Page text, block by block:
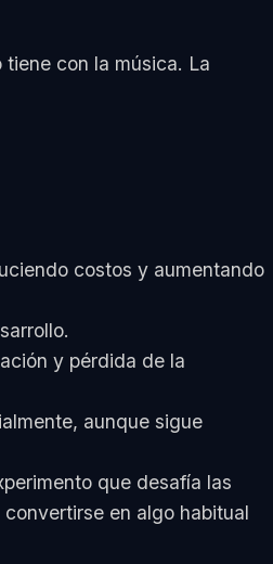
con la música. La
costos y aumentando
y pérdida de la
aunque sigue
que desafía las
en algo habitual